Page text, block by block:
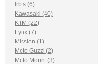
Irbis (6)
Kawasaki (40)
KTM (22)
Lynx (7)
Mission (1)
Moto Guzzi (2)
Moto Morini (3)